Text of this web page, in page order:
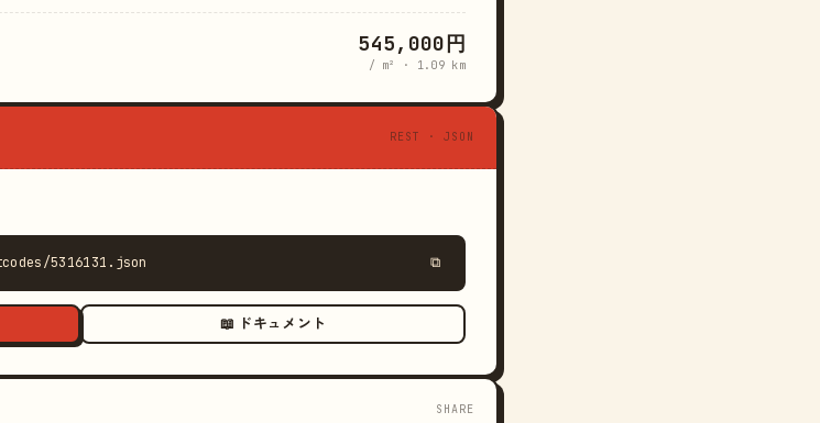
545,000円
/ m² · 1.09 km
REST · JSON
5316131.json ⧉
📖 ドキュメント
SHARE